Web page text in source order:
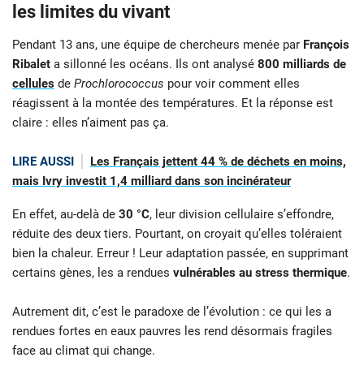
les limites du vivant
Pendant 13 ans, une équipe de chercheurs menée par François
Ribalet a sillonné les océans. Ils ont analysé 800 milliards de
cellules de Prochlorococcus pour voir comment elles
réagissent à la montée des températures. Et la réponse est
claire : elles n’aiment pas ça.
LIRE AUSSI
Les Français jettent 44 % de déchets en moins,
mais Ivry investit 1,4 milliard dans son incinérateur
En effet, au-delà de 30 °C, leur division cellulaire s’effondre,
réduite des deux tiers. Pourtant, on croyait qu’elles toléraient
bien la chaleur. Erreur ! Leur adaptation passée, en supprimant
certains gènes, les a rendues vulnérables au stress thermique.
Autrement dit, c’est le paradoxe de l’évolution : ce qui les a
rendues fortes en eaux pauvres les rend désormais fragiles
face au climat qui change.